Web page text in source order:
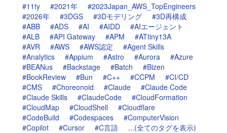
#11ty #2021年
#2023Japan_AWS_TopEngineers
#2026年
#3DGS #3Dモデリング
#3D再構成
#ABB
#ADS #AI #AIDD
#AIエージェント
#ALB
#API Gateway #APM
#ATtiny13A
#AVR
#AWS #AWS認定
#Agent Skills
#Analytics
#Appium #Astro #Aurora
#Azure
#BEANus
#Backstage #Batch
#Bizen
#BookReview
#Bun #C++ #CCPM
#CI/CD
#CMS
#Choreonoid #Claude
#Claude Code
#Claude Skills
#ClaudeCode
#CloudFormation
#CloudMap
#CloudShell
#Cloudflare
#CodeBuild
#Codespaces
#ComputerVision
#Copilot
#Cursor #C言語 ...(全てのタグを表示)